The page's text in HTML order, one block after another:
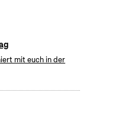
mit euch in der